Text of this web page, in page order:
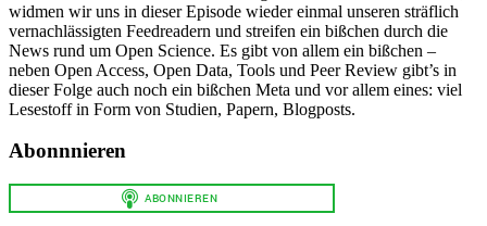
widmen wir uns in dieser Episode wieder einmal unseren sträflich
vernachlässigten Feedreadern und streifen ein bißchen durch die
News rund um Open Science. Es gibt von allem ein bißchen –
neben Open Access, Open Data, Tools und Peer Review gibt’s in
dieser Folge auch noch ein bißchen Meta und vor allem eines: viel
Lesestoff in Form von Studien, Papern, Blogposts.
Abonnnieren